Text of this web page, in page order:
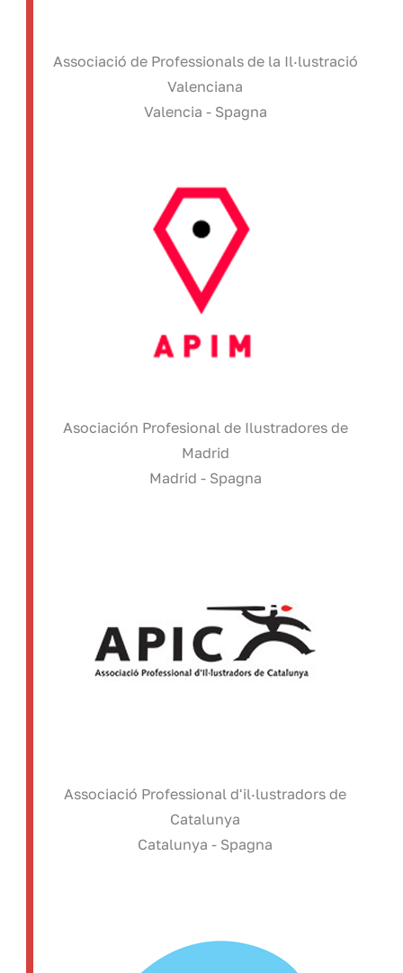
Associació de Professionals de la Il·lustració
Valenciana
Valencia - Spagna
Asociación Profesional de Ilustradores de
Madrid
Madrid - Spagna
Associació Professional d'il·lustradors de
Catalunya
Catalunya - Spagna